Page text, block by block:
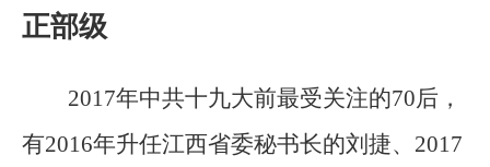
正部级
2017年中共十九大前最受关注的70后，
有2016年升任江西省委秘书长的刘捷、2017